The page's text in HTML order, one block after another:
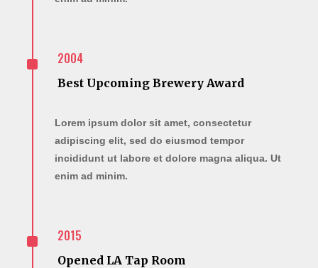
^ 2004
Best Upcoming Brewery Award
Lorem ipsum dolor sit amet, consectetur
adipiscing elit, sed do eiusmod tempor
incididunt ut labore et dolore magna aliqua. Ut
enim ad minim.
^ 2015
Opened LA Tap Room